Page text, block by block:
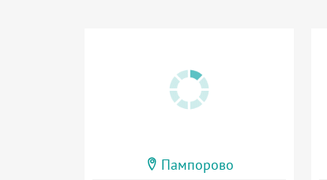
Пампорово